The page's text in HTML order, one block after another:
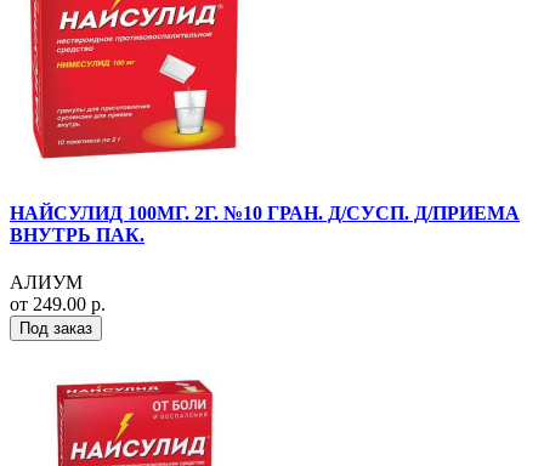
НАЙСУЛИД 100МГ. 2Г. №10 ГРАН. Д/СУСП. Д/ПРИЕМА
ВНУТРЬ ПАК.
АЛИУМ
от 249.00 р.
Под заказ